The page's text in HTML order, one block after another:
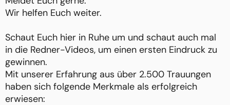
Wir helfen Euch weiter.
Schaut Euch hier in Ruhe um und schaut auch mal
in die Redner-Videos, um einen ersten Eindruck zu
gewinnen.
Mit unserer Erfahrung aus über 2.500 Trauungen
haben sich folgende Merkmale als erfolgreich
erwiesen: